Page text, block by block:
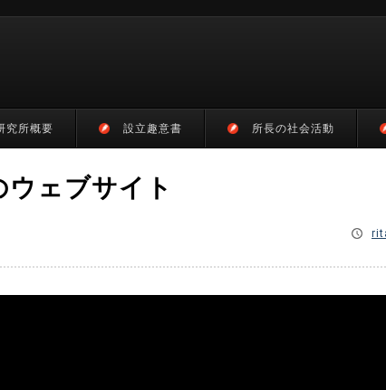
究所概要 設立趣意書 所長の社会活動
ウェブサイト